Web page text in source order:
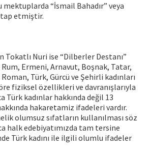
mektuplarda “İsmail Bahadır” veya
etmiştir.
Tokatlı Nuri ise “Dilberler Destanı”
Ermeni, Arnavut, Boşnak, Tatar,
Türk, Gürcü ve Şehirli kadınları
fiziksel özellikleri ve davranışlarıyla
Türk kadınlar hakkında değil 13
hakaretamiz ifadeleri vardır.
olumsuz sıfatların kullanılması söz
halk edebiyatımızda tam tersine
Türk kadını ile ilgili olumlu ifadeler